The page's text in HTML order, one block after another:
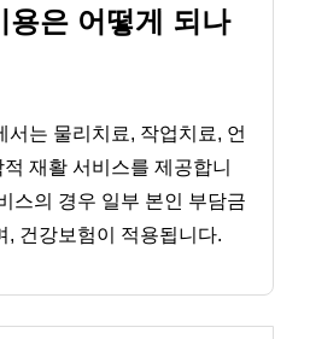
용은 어떻게 되나
서는 물리치료, 작업치료, 언
재활 서비스를 제공합니
스의 경우 일부 본인 부담금
, 건강보험이 적용됩니다.